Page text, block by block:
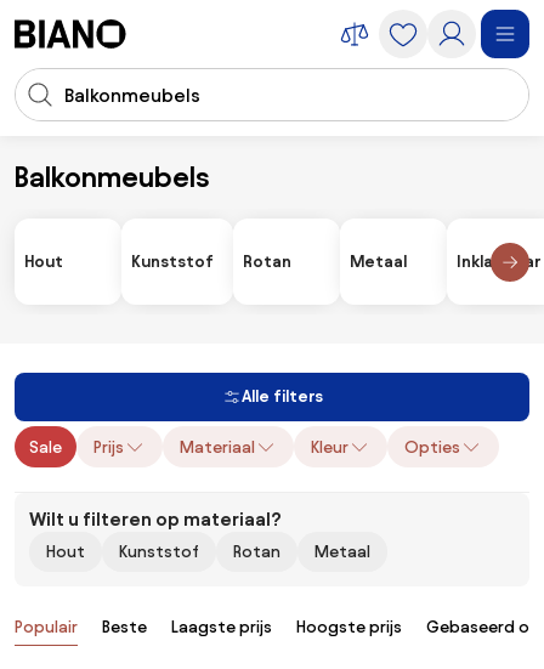
Zoekopdracht invoeren
Balkonmeubels
Meubels Meubelsets Balkonmeubels
Hout Kunststof Rotan Metaal Inklapbaar
Alle filters
Sale Prijs Materiaal Kleur Opties
Wilt u filteren op materiaal?
Hout Kunststof Rotan Metaal
Producten
Populair Beste Laagste prijs Hoogste prijs Gebaseerd op